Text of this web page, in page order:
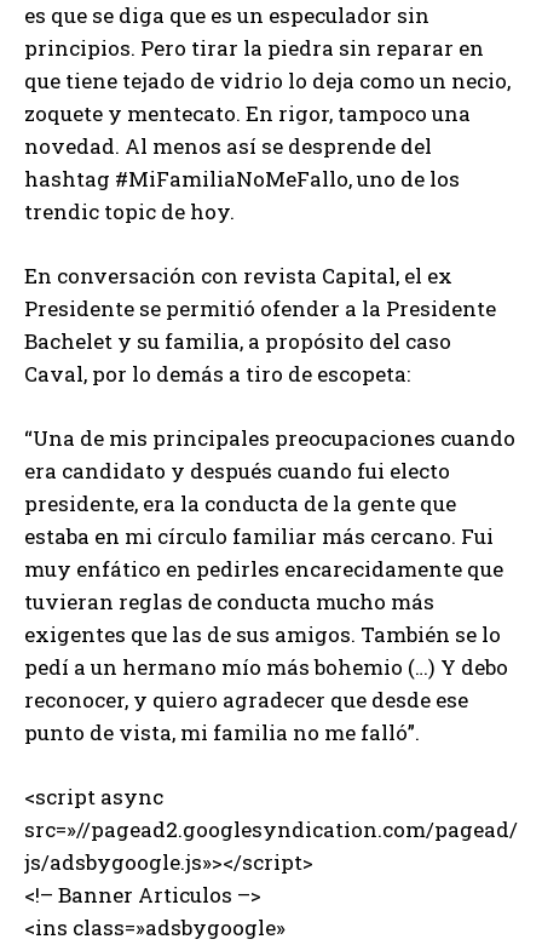
es que se diga que es un especulador sin
principios. Pero tirar la piedra sin reparar en
que tiene tejado de vidrio lo deja como un necio,
zoquete y mentecato. En rigor, tampoco una
novedad. Al menos así se desprende del
hashtag #MiFamiliaNoMeFallo, uno de los
trendic topic de hoy.
En conversación con revista Capital, el ex
Presidente se permitió ofender a la Presidente
Bachelet y su familia, a propósito del caso
Caval, por lo demás a tiro de escopeta:
“Una de mis principales preocupaciones cuando
era candidato y después cuando fui electo
presidente, era la conducta de la gente que
estaba en mi círculo familiar más cercano. Fui
muy enfático en pedirles encarecidamente que
tuvieran reglas de conducta mucho más
exigentes que las de sus amigos. También se lo
pedí a un hermano mío más bohemio (…) Y debo
reconocer, y quiero agradecer que desde ese
punto de vista, mi familia no me falló”.
<script async
src=»//pagead2.googlesyndication.com/pagead/
js/adsbygoogle.js»></script>
<!– Banner Articulos –>
<ins class=»adsbygoogle»